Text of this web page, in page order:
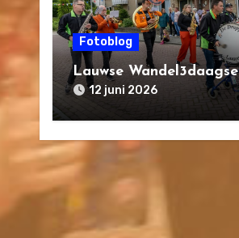
Fotoblog
Lauwse Wandel3daagse
12 juni 2026